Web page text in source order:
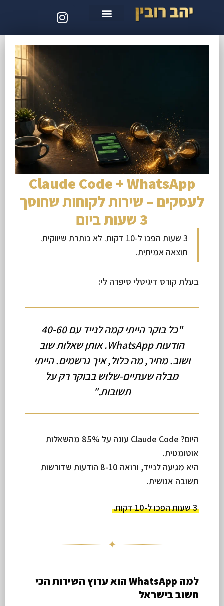
Claude Code + WhatsApp
לעסקים – שירות לקוחות שחוסך
3 שעות ביום
3 שעות הפכו ל-10 דקות. לא כותרת שיווקית.
תוצאה אמיתית.
בעלת קורס דיגיטלי סיפרה לי:
"כל בוקר הייתי קמה לנייד עם 40-60
הודעות WhatsApp. אותן שאלות שוב
ושוב. מחיר, מה כלול, איך נרשמים. הייתי
מבלה שעתיים-שלוש בבוקר רק על
תשובות."
היום? Claude Code עונה על 85% מהשאלות
אוטומטית.
היא מגיעה לנייד, ורואה 8-10 הודעות שדורשות
תשובה אנושית.
3 שעות הפכו ל-10 דקות.
✦
למה WhatsApp הוא ערוץ השירות הכי
חשוב בישראל